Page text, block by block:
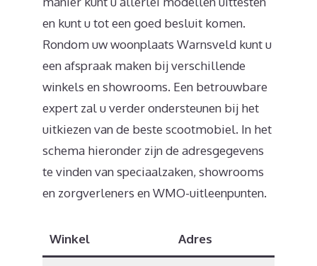
en kunt u tot een goed besluit komen.
Rondom uw woonplaats Warnsveld kunt u
een afspraak maken bij verschillende
winkels en showrooms. Een betrouwbare
expert zal u verder ondersteunen bij het
uitkiezen van de beste scootmobiel. In het
schema hieronder zijn de adresgegevens
te vinden van speciaalzaken, showrooms
en zorgverleners en WMO-uitleenpunten.
Winkel Adres